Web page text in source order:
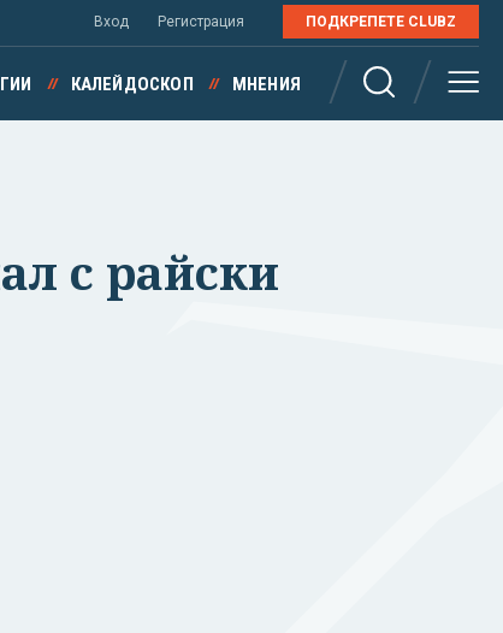
Вход Регистрация ПОДКРЕПЕТЕ CLUBZ
КАЛЕЙДОСКОП МНЕНИЯ
с райски